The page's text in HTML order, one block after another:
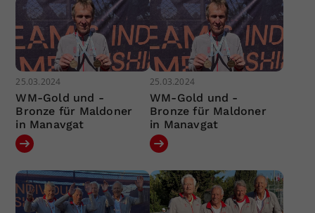
25.03.2024
WM-Gold und -
Bronze für Maldoner
in Manavgat
25.03.2024
WM-Gold und -
Bronze für Maldoner
in Manavgat